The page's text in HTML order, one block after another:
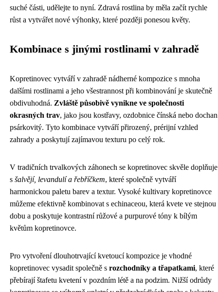
suché části, udělejte to nyní. Zdravá rostlina by měla začít rychle
růst a vytvářet nové výhonky, které později ponesou květy.
Kombinace s jinými rostlinami v zahradě
Kopretinovec vytváří v zahradě nádherné kompozice s mnoha
dalšími rostlinami a jeho všestrannost při kombinování je skutečně
obdivuhodná. Zvláště působivě vynikne ve společnosti
okrasných trav, jako jsou kostřavy, ozdobnice čínská nebo dochan
psárkovitý. Tyto kombinace vytváří přirozený, prérijní vzhled
zahrady a poskytují zajímavou texturu po celý rok.
V tradičních trvalkových záhonech se kopretinovec skvěle doplňuje
s šalvějí, levandulí a řebříčkem, které společně vytváří
harmonickou paletu barev a textur. Vysoké kultivary kopretinovce
můžeme efektivně kombinovat s echinaceou, která kvete ve stejnou
dobu a poskytuje kontrastní růžové a purpurové tóny k bílým
květům kopretinovce.
Pro vytvoření dlouhotrvající kvetoucí kompozice je vhodné
kopretinovec vysadit společně s rozchodníky a třapatkami, které
přebírají štafetu kvetení v pozdním létě a na podzim. Nižší odrůdy